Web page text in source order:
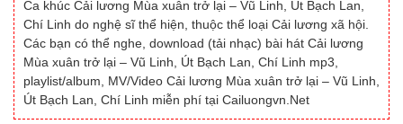
Ca khúc Cải lương Mùa xuân trở lại – Vũ Linh, Út Bạch Lan,
Chí Linh do nghệ sĩ thể hiện, thuộc thể loại Cải lương xã hội.
Các bạn có thể nghe, download (tải nhạc) bài hát Cải lương
Mùa xuân trở lại – Vũ Linh, Út Bạch Lan, Chí Linh mp3,
playlist/album, MV/Video Cải lương Mùa xuân trở lại – Vũ Linh,
Út Bạch Lan, Chí Linh miễn phí tại Cailuongvn.Net